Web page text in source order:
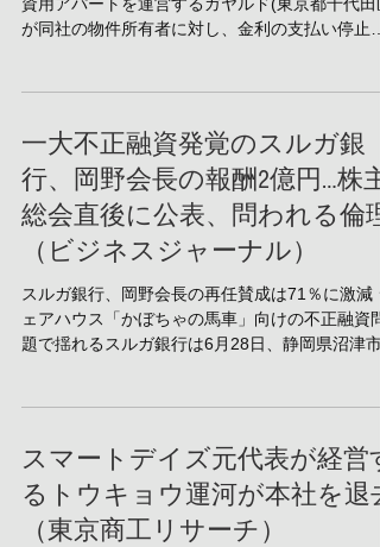
が同社の物件所有者に対し、金利の支払い停止と
一大不正融資発覚のスルガ銀
行、岡野会長の報酬2億円…株主
総会直後に公表、問われる倫理
（ビジネスジャーナル）
スルガ銀行、岡野会長の再任賛成は71％に激減
ェアハウス「かぼちゃの馬車」向けの不正融資問
題で揺れるスルガ銀行は6月28日、静岡県沼津市
スマートデイズ元代表が経営
るトウキョウ運河が本社を退
（東京商工リサーチ）